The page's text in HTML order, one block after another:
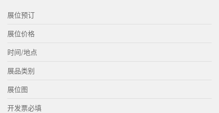
展位预订
展位价格
时间/地点
展品类别
展位图
开发票必填